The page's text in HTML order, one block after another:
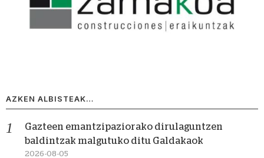
AZKEN ALBISTEAK…
Gazteen emantzipaziorako dirulaguntzen
baldintzak malgutuko ditu Galdakaok
2026-08-05